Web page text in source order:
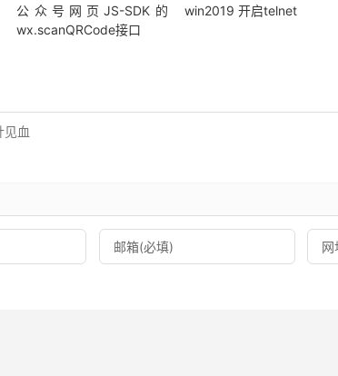
公众号网页JS-SDK的
wx.scanQRCode接口
win2019 开启telnet